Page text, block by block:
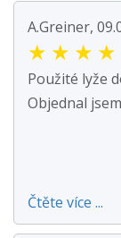
A.Greiner,
★ ★ ★ ★
Použité lyže
Objednal
Čtěte více ...